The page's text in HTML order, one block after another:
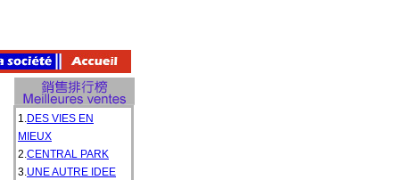
1.DES VIES EN
MIEUX
2.CENTRAL PARK
3.UNE AUTRE IDEE